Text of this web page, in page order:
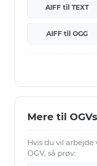
AIFF til TEXT
AIFF til OGG
Mere til OGVs
Hvis du vil
OGV, så prøv: